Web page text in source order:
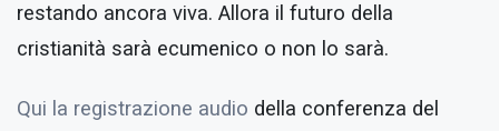
restando ancora viva. Allora il futuro della
cristianità sarà ecumenico o non lo sarà.
Qui la registrazione audio della conferenza del